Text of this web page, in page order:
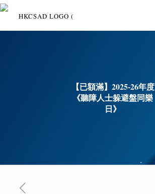
【已額滿】2025-26年度
《聽障人士躲避盤同樂
日》